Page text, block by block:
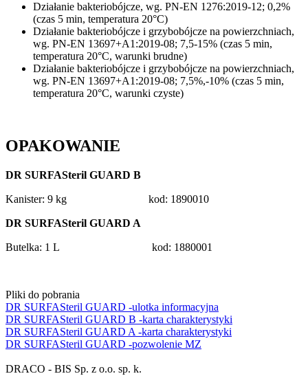
Działanie bakteriobójcze, wg. PN-EN 1276:2019-12; 0,2%
(czas 5 min, temperatura 20°C)
Działanie bakteriobójcze i grzybobójcze na powierzchniach,
wg. PN-EN 13697+A1:2019-08; 7,5-15% (czas 5 min,
temperatura 20°C, warunki brudne)
Działanie bakteriobójcze i grzybobójcze na powierzchniach,
wg. PN-EN 13697+A1:2019-08; 7,5%,-10% (czas 5 min,
temperatura 20°C, warunki czyste)
OPAKOWANIE
DR SURFASteril GUARD B
Kanister: 9 kg kod: 1890010
DR SURFASteril GUARD A
Butelka: 1 L kod: 1880001
Pliki do pobrania
DR SURFASteril GUARD -ulotka informacyjna
DR SURFASteril GUARD B -karta charakterystyki
DR SURFASteril GUARD A -karta charakterystyki
DR SURFASteril GUARD -pozwolenie MZ
DRACO - BIS Sp. z o.o. sp. k.